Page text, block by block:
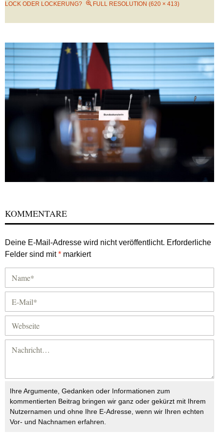
LOCK ODER LOCKERUNG?
FULL RESOLUTION (620 × 413)
KOMMENTARE
Deine E-Mail-Adresse wird nicht veröffentlicht. Erforderliche
Felder sind mit* markiert
Ihre Argumente, Gedanken oder Informationen zum
kommentierten Beitrag bringen wir ganz oder gekürzt mit Ihrem
Nutzernamen und ohne Ihre E-Adresse, wenn wir Ihren echten
Vor- und Nachnamen erfahren.